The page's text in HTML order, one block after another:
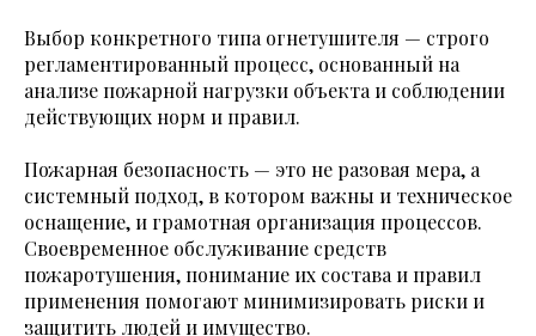
Выбор конкретного типа огнетушителя — строго
регламентированный процесс, основанный на
анализе пожарной нагрузки объекта и соблюдении
действующих норм и правил.
Пожарная безопасность — это не разовая мера, а
системный подход, в котором важны и техническое
оснащение, и грамотная организация процессов.
Своевременное обслуживание средств
пожаротушения, понимание их состава и правил
применения помогают минимизировать риски и
защитить людей и имущество.